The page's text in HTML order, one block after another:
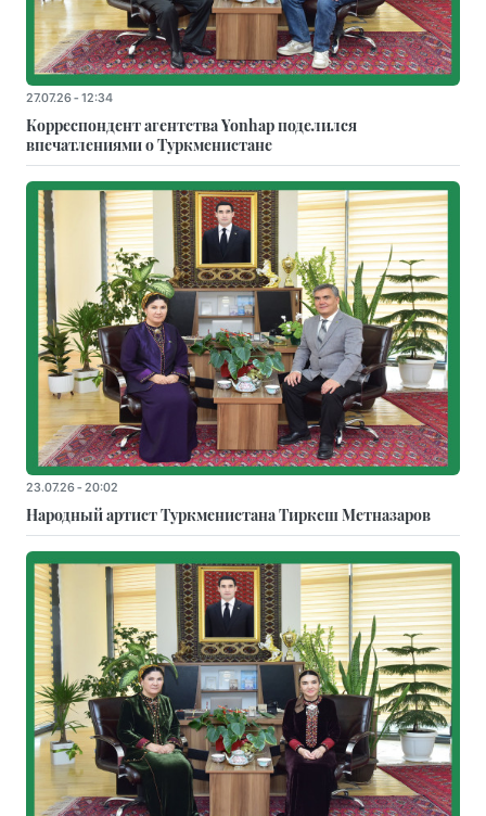
27.07.26 - 12:34
Корреспондент агентства Yonhap поделился
впечатлениями о Туркменистане
23.07.26 - 20:02
Народный артист Туркменистана Тиркеш Мeтназаров